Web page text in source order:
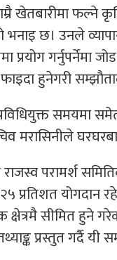
खेतबारीमा फल्ने
भनाइ छ। उनले
प्रयोग गर्नुपर्नेमा
हुनेगरी
समयमा
मरासिनीले
राजस्व परामर्श
प्रतिशत योगदान
क्षेत्रमै सीमित हुने
प्रस्तुत गर्दै